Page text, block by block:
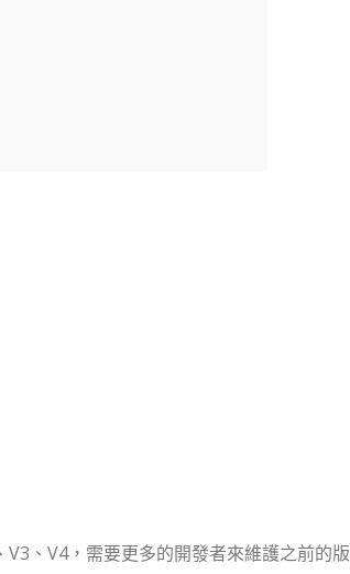
、V4，需要更多的開發者來維護之前的版